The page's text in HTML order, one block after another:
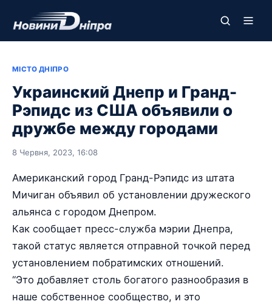
МІСТО ДНІПРО
Украинский Днепр и Гранд-
Рэпидс из США объявили о
дружбе между городами
8 Червня, 2023, 16:08
Американский город Гранд-Рэпидс из штата
Мичиган объявил об установлении дружеского
альянса с городом Днепром.
Как сообщает пресс-служба мэрии Днепра,
такой статус является отправной точкой перед
установлением побратимских отношений.
“Это добавляет столь богатого разнообразия в
наше собственное сообщество, и это